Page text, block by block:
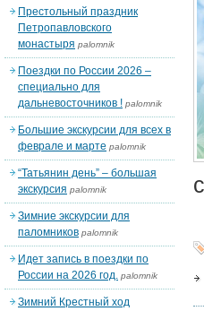
Престольный праздник
Петропавловского
монастыря palomnik
Поездки по России 2026 –
специально для
дальневосточников ! palomnik
Большие экскурсии для всех в
феврале и марте palomnik
“Татьянин день” – большая
экскурсия palomnik
Зимние экскурсии для
паломников palomnik
Идет запись в поездки по
России на 2026 год. palomnik
Зимний Крестный ход